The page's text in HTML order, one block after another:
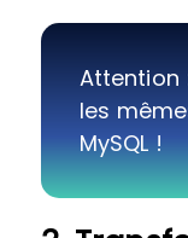
Attention
les
MySQL !